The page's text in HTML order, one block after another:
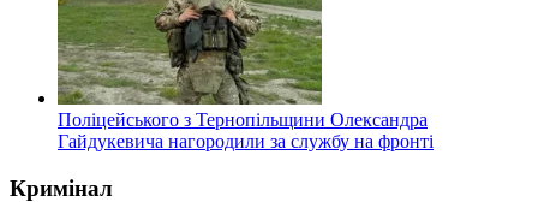
Поліцейського з Тернопільщини Олександра
Гайдукевича нагородили за службу на фронті
Кримінал